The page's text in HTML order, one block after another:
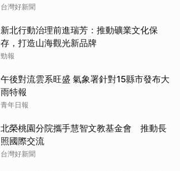
台灣好新聞
新北行動治理前進瑞芳：推動礦業文化保
存，打造山海觀光新品牌
勁報
午後對流雲系旺盛 氣象署針對15縣市發布大
雨特報
青年日報
北榮桃園分院攜手慧智文教基金會 推動長
照國際交流
台灣好新聞